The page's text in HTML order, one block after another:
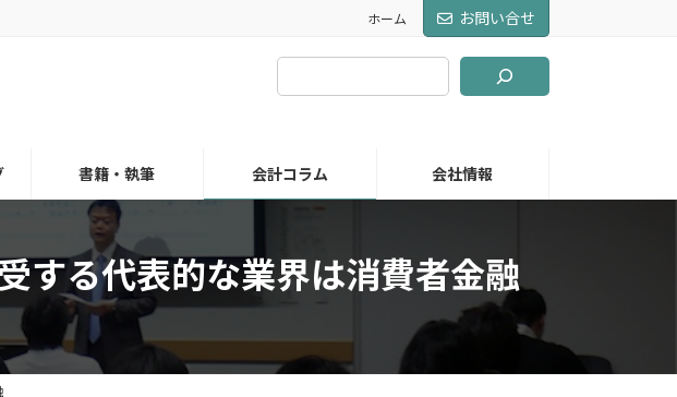
ホーム お問い合せ
書籍・執筆 会計コラム 会社情報
する代表的な業界は消費者金融